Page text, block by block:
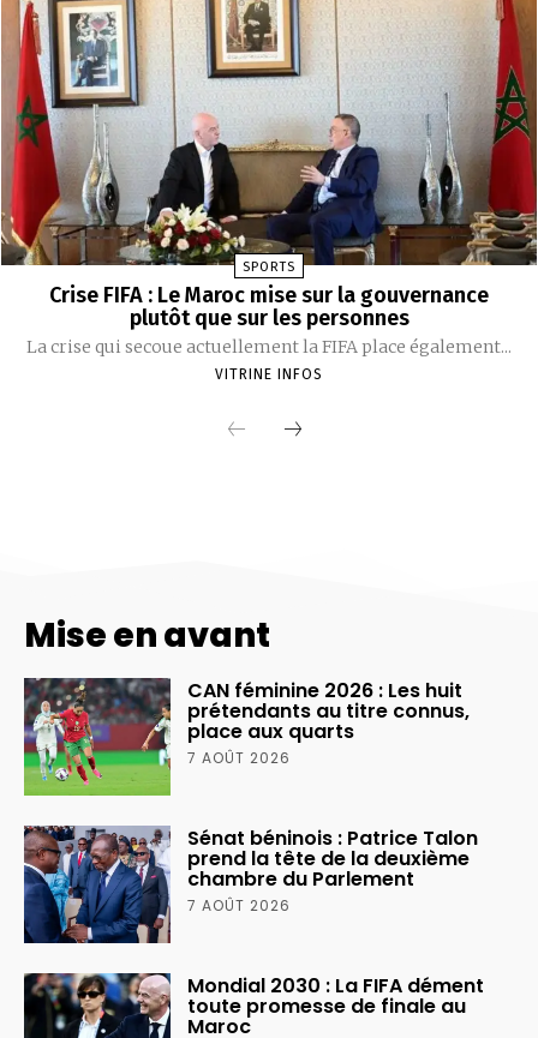
Mise en avant
CAN féminine 2026 : Les huit
prétendants au titre connus,
place aux quarts
7 AOÛT 2026
Sénat béninois : Patrice Talon
prend la tête de la deuxième
chambre du Parlement
7 AOÛT 2026
Mondial 2030 : La FIFA dément
toute promesse de finale au
Maroc